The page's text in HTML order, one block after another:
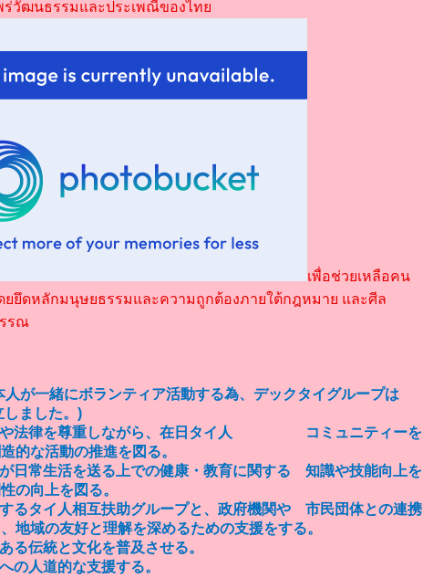
พร่วัฒนธรรมและประเพณีของไท
เพื่อช่วยเหลือคน
ยึดหลักมนุษยธรรมและความถูกต้องภายใต้กฎหมาย และศีล
รณ
人が一緒にボランティア活動する為、デックタイグループは
しました。)
や法律を尊重しながら、在日タイ人 コミュニティーを
的な活動の推進を図る。
日常生活を送る上での健康・教育に関する 知識や技能向上を
の向上を図る。
るタイ人相互扶助グループと、政府機関や 市民団体との連携
地域の友好と理解を深めるための支援をする。
る伝統と文化を普及させる。
の人道的な支援する。